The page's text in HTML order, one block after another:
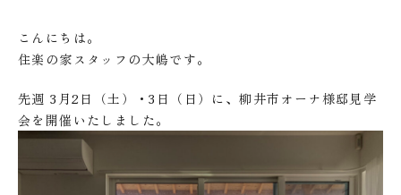
こんにちは。
住楽の家スタッフの大嶋です。
先週 3月2日（土）・3日（日）に、柳井市オーナ様邸見学
会を開催いたしました。